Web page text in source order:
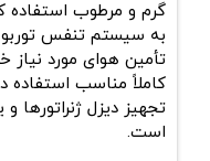
به سیستم تنفس توربو
تأمین هوای مورد نیاز
کاملاً مناسب استفاده
تجهیز دیزل ژنراتورها
است.